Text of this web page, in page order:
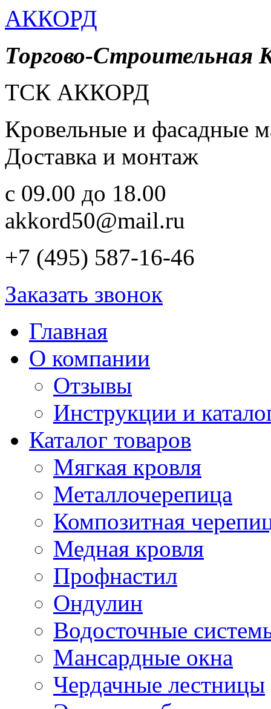
АККОРД
Торгово-Строительная
ТСК АККОРД
Кровельные и фасадные
Доставка и монтаж
c 09.00 до 18.00
akkord50@mail.ru
+7 (495) 587-16-46
Заказать звонок
Главная
О компании
Отзывы
Инструкции и
Каталог товаров
Мягкая кровля
Металлочерепица
Композитная
Медная кровля
Профнастил
Ондулин
Водосточные
Мансардные окна
Чердачные лестницы